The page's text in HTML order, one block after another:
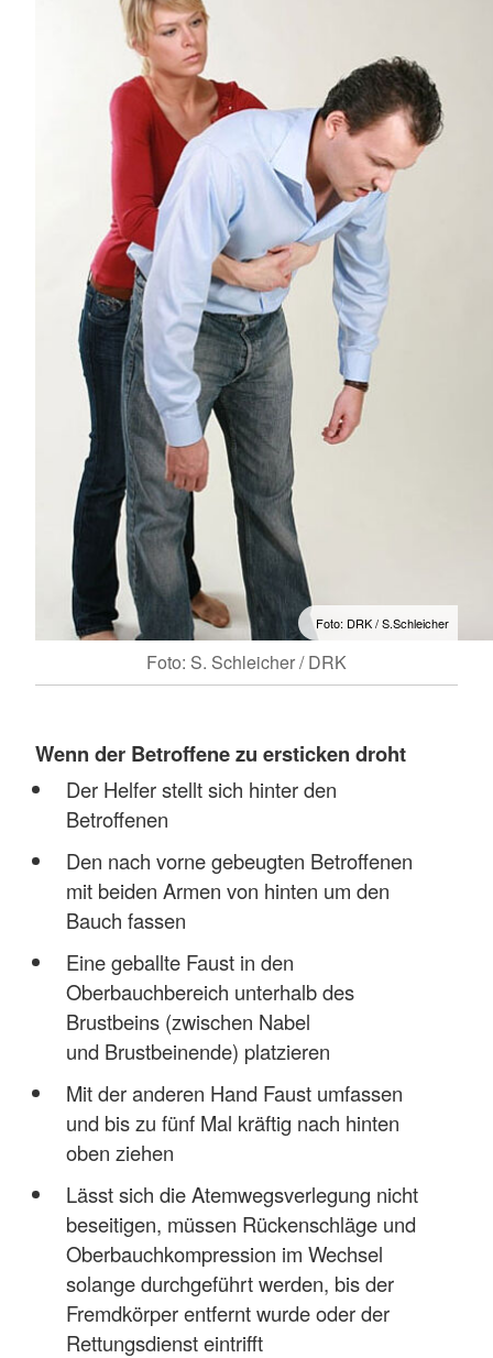
Foto: DRK / S.Schleicher
Foto: S. Schleicher / DRK
Wenn der Betroffene zu ersticken droht
Der Helfer stellt sich hinter den
Betroffenen
Den nach vorne gebeugten Betroffenen
mit beiden Armen von hinten um den
Bauch fassen
Eine geballte Faust in den
Oberbauchbereich unterhalb des
Brustbeins (zwischen Nabel
und Brustbeinende) platzieren
Mit der anderen Hand Faust umfassen
und bis zu fünf Mal kräftig nach hinten
oben ziehen
Lässt sich die Atemwegsverlegung nicht
beseitigen, müssen Rückenschläge und
Oberbauchkompression im Wechsel
solange durchgeführt werden, bis der
Fremdkörper entfernt wurde oder der
Rettungsdienst eintrifft